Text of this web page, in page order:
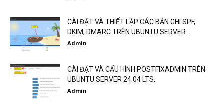
CÀI ĐẶT VÀ THIẾT LẬP CÁC BẢN GHI SPF,
DKIM, DMARC TRÊN UBUNTU SERVER...
Admin
CÀI ĐẶT VÀ CẤU HÌNH POSTFIXADMIN TRÊN
UBUNTU SERVER 24.04 LTS.
Admin